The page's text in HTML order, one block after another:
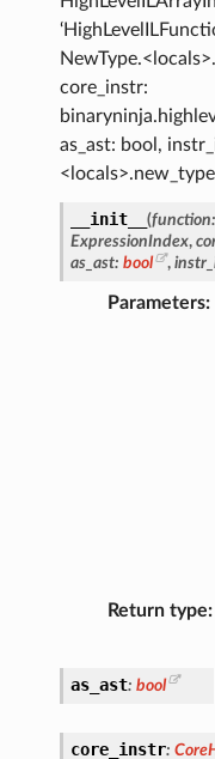
core_instr:
as_ast: bool,
__init__ (function:
ExpressionIndex,
as_ast: bool ,
Parameters
Return type
as_ast: bool
core_instr: